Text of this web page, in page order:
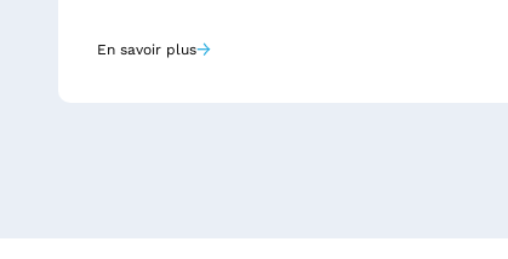
En savoir plus→